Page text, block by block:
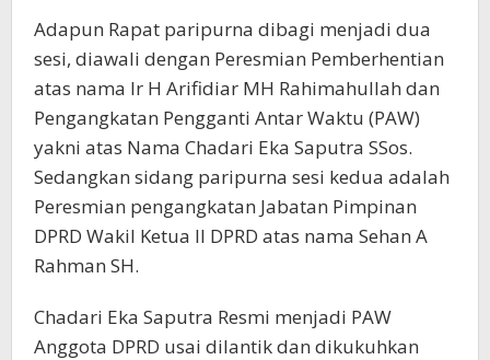
Adapun Rapat paripurna dibagi menjadi dua
sesi, diawali dengan Peresmian Pemberhentian
atas nama Ir H Arifidiar MH Rahimahullah dan
Pengangkatan Pengganti Antar Waktu (PAW)
yakni atas Nama Chadari Eka Saputra SSos.
Sedangkan sidang paripurna sesi kedua adalah
Peresmian pengangkatan Jabatan Pimpinan
DPRD Wakil Ketua II DPRD atas nama Sehan A
Rahman SH.
Chadari Eka Saputra Resmi menjadi PAW
Anggota DPRD usai dilantik dan dikukuhkan